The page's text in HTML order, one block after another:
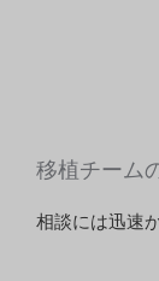
移植チーム
相談には迅速